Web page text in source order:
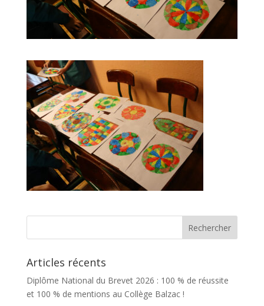
Articles récents
Diplôme National du Brevet 2026 : 100 % de réussite
et 100 % de mentions au Collège Balzac !